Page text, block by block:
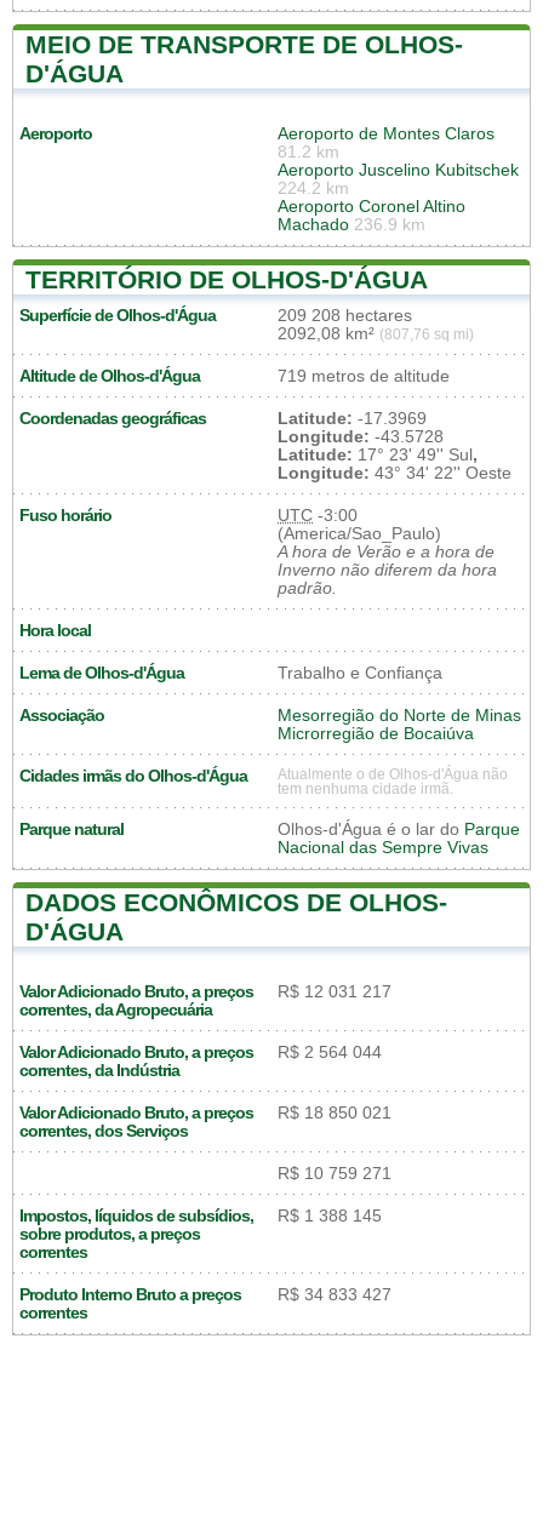
MEIO DE TRANSPORTE DE OLHOS-
D'ÁGUA
Aeroporto
Aeroporto de Montes Claros
81.2 km
Aeroporto Juscelino Kubitschek
224.2 km
Aeroporto Coronel Altino
Machado 236.9 km
TERRITÓRIO DE OLHOS-D'ÁGUA
Superfície de Olhos-d'Água
209 208 hectares
2092,08 km² (807,76 sq mi)
Altitude de Olhos-d'Água 719 metros de altitude
Coordenadas geográficas Latitude: -17.3969
Longitude: -43.5728
Latitude: 17° 23' 49'' Sul,
Longitude: 43° 34' 22'' Oeste
Fuso horário UTC -3:00
(America/Sao_Paulo)
A hora de Verão e a hora de
Inverno não diferem da hora
padrão.
Hora local
Lema de Olhos-d'Água Trabalho e Confiança
Associação
Mesorregião do Norte de Minas
Microrregião de Bocaiúva
Cidades irmãs do Olhos-d'Água
Atualmente o de Olhos-d'Água não
tem nenhuma cidade irmã.
Parque natural Olhos-d'Água é o lar do Parque
Nacional das Sempre Vivas
DADOS ECONÔMICOS DE OLHOS-
D'ÁGUA
Valor Adicionado Bruto, a preços
correntes, da Agropecuária
R$ 12 031 217
Valor Adicionado Bruto, a preços
correntes, da Indústria
R$ 2 564 044
Valor Adicionado Bruto, a preços
correntes, dos Serviços
R$ 18 850 021
R$ 10 759 271
Impostos, líquidos de subsídios,
sobre produtos, a preços
correntes
R$ 1 388 145
Produto Interno Bruto a preços
correntes
R$ 34 833 427